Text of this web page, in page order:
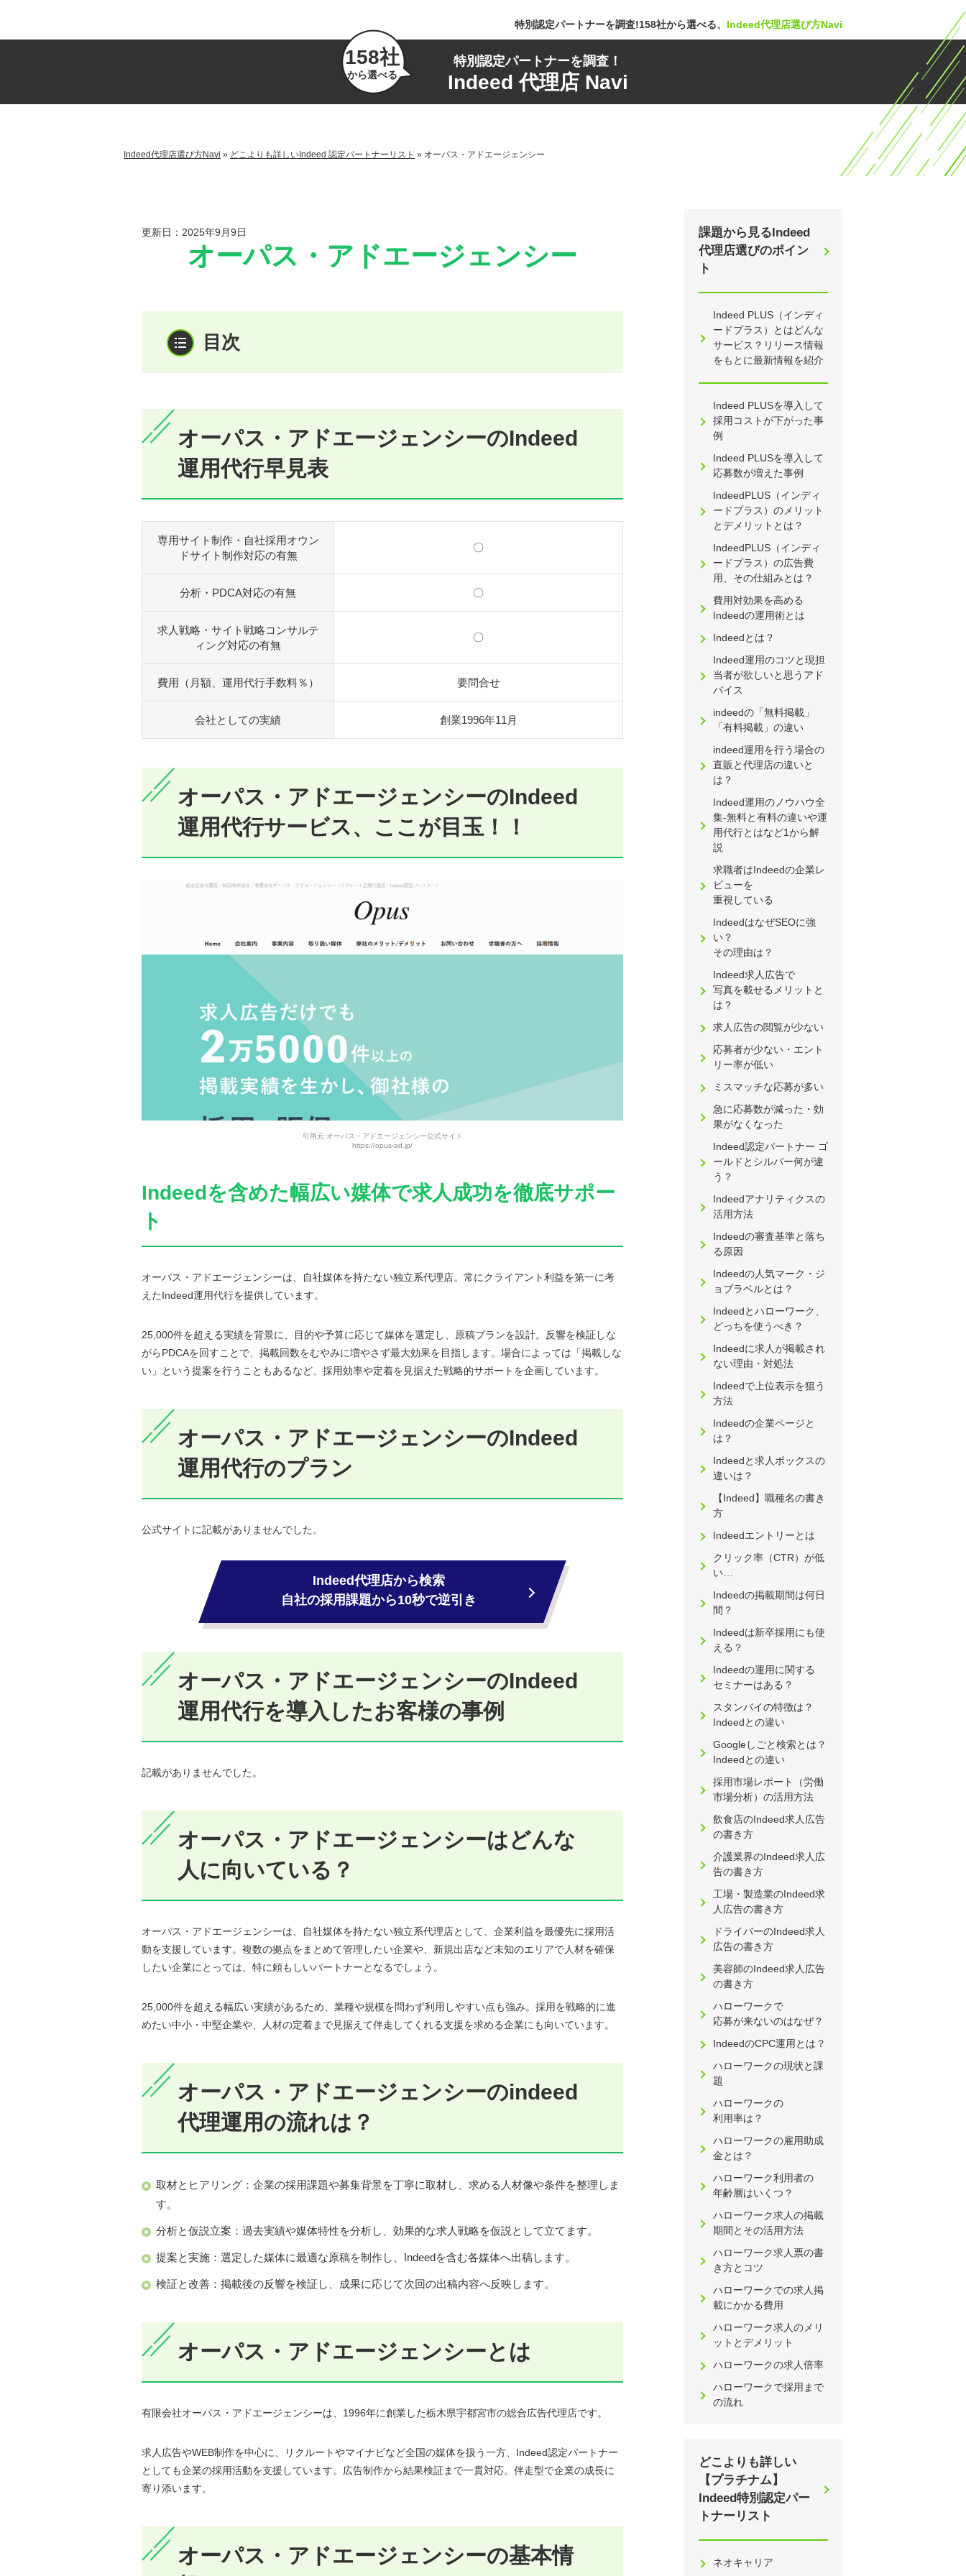
特別認定パートナーを調査!158社から選べる、 Indeed代理店選び方Navi
158社
から選べる
特別認定パートナーを調査！
Indeed 代理店 Navi
Indeed代理店選び方Navi » どこよりも詳しいIndeed 認定パートナーリスト » オーパス・アドエージェンシー
更新日：2025年9月9日
オーパス・アドエージェンシー
オーパス・アドエージェンシーのIndeed
運用代行早見表
専用サイト制作・自社採用オウン
ドサイト制作対応の有無
〇
分析・PDCA対応の有無 〇
求人戦略・サイト戦略コンサルテ
ィング対応の有無
〇
費用（月額、運用代行手数料％） 要問合せ
会社としての実績 創業1996年11月
オーパス・アドエージェンシーのIndeed
運用代行サービス、ここが目玉！！
引用元:オーパス・アドエージェンシー公式サイト
https://opus-ad.jp/
Indeedを含めた幅広い媒体で求人成功を徹底サポー
ト
オーパス・アドエージェンシーは、自社媒体を持たない独立系代理店。常にクライアント利益を第一に考
えたIndeed運用代行を提供しています。
25,000件を超える実績を背景に、目的や予算に応じて媒体を選定し、原稿プランを設計。反響を検証しな
がらPDCAを回すことで、掲載回数をむやみに増やさず最大効果を目指します。場合によっては「掲載しな
い」という提案を行うこともあるなど、採用効率や定着を見据えた戦略的サポートを企画しています。
オーパス・アドエージェンシーのIndeed
運用代行のプラン
公式サイトに記載がありませんでした。
Indeed代理店から検索
自社の採用課題から10秒で逆引き
オーパス・アドエージェンシーのIndeed
運用代行を導入したお客様の事例
記載がありませんでした。
オーパス・アドエージェンシーはどんな
人に向いている？
オーパス・アドエージェンシーは、自社媒体を持たない独立系代理店として、企業利益を最優先に採用活
動を支援しています。複数の拠点をまとめて管理したい企業や、新規出店など未知のエリアで人材を確保
したい企業にとっては、特に頼もしいパートナーとなるでしょう。
25,000件を超える幅広い実績があるため、業種や規模を問わず利用しやすい点も強み。採用を戦略的に進
めたい中小・中堅企業や、人材の定着まで見据えて伴走してくれる支援を求める企業にも向いています。
オーパス・アドエージェンシーのindeed
代理運用の流れは？
取材とヒアリング：企業の採用課題や募集背景を丁寧に取材し、求める人材像や条件を整理しま
す。
分析と仮説立案：過去実績や媒体特性を分析し、効果的な求人戦略を仮説として立てます。
提案と実施：選定した媒体に最適な原稿を制作し、Indeedを含む各媒体へ出稿します。
検証と改善：掲載後の反響を検証し、成果に応じて次回の出稿内容へ反映します。
オーパス・アドエージェンシーとは
有限会社オーパス・アドエージェンシーは、1996年に創業した栃木県宇都宮市の総合広告代理店です。
求人広告やWEB制作を中心に、リクルートやマイナビなど全国の媒体を扱う一方、Indeed認定パートナー
としても企業の採用活動を支援しています。広告制作から結果検証まで一貫対応。伴走型で企業の成長に
寄り添います。
オーパス・アドエージェンシーの基本情
課題から見るIndeed
代理店選びのポイン
ト
Indeed PLUS（インディ
ードプラス）とはどんな
サービス？リリース情報
をもとに最新情報を紹介
Indeed PLUSを導入して
採用コストが下がった事
例
Indeed PLUSを導入して
応募数が増えた事例
IndeedPLUS（インディ
ードプラス）のメリット
とデメリットとは？
IndeedPLUS（インディ
ードプラス）の広告費
用、その仕組みとは？
費用対効果を高める
Indeedの運用術とは
Indeedとは？
Indeed運用のコツと現担
当者が欲しいと思うアド
バイス
indeedの「無料掲載」
「有料掲載」の違い
indeed運用を行う場合の
直販と代理店の違いと
は？
Indeed運用のノウハウ全
集-無料と有料の違いや運
用代行とはなど1から解
説
求職者はIndeedの企業レ
ビューを
重視している
IndeedはなぜSEOに強
い？
その理由は？
Indeed求人広告で
写真を載せるメリットと
は？
求人広告の閲覧が少ない
応募者が少ない・エント
リー率が低い
ミスマッチな応募が多い
急に応募数が減った・効
果がなくなった
Indeed認定パートナー ゴ
ールドとシルバー何が違
う？
Indeedアナリティクスの
活用方法
Indeedの審査基準と落ち
る原因
Indeedの人気マーク・ジ
ョブラベルとは？
Indeedとハローワーク、
どっちを使うべき？
Indeedに求人が掲載され
ない理由・対処法
Indeedで上位表示を狙う
方法
Indeedの企業ページと
は？
Indeedと求人ボックスの
違いは？
【Indeed】職種名の書き
方
Indeedエントリーとは
クリック率（CTR）が低
い…
Indeedの掲載期間は何日
間？
Indeedは新卒採用にも使
える？
Indeedの運用に関する
セミナーはある？
スタンバイの特徴は？
Indeedとの違い
Googleしごと検索とは？
Indeedとの違い
採用市場レポート（労働
市場分析）の活用方法
飲食店のIndeed求人広告
の書き方
介護業界のIndeed求人広
告の書き方
工場・製造業のIndeed求
人広告の書き方
ドライバーのIndeed求人
広告の書き方
美容師のIndeed求人広告
の書き方
ハローワークで
応募が来ないのはなぜ？
IndeedのCPC運用とは？
ハローワークの現状と課
題
ハローワークの
利用率は？
ハローワークの雇用助成
金とは？
ハローワーク利用者の
年齢層はいくつ？
ハローワーク求人の掲載
期間とその活用方法
ハローワーク求人票の書
き方とコツ
ハローワークでの求人掲
載にかかる費用
ハローワーク求人のメリ
ットとデメリット
ハローワークの求人倍率
ハローワークで採用まで
の流れ
どこよりも詳しい
【プラチナム】
Indeed特別認定パー
トナーリスト
ネオキャリア